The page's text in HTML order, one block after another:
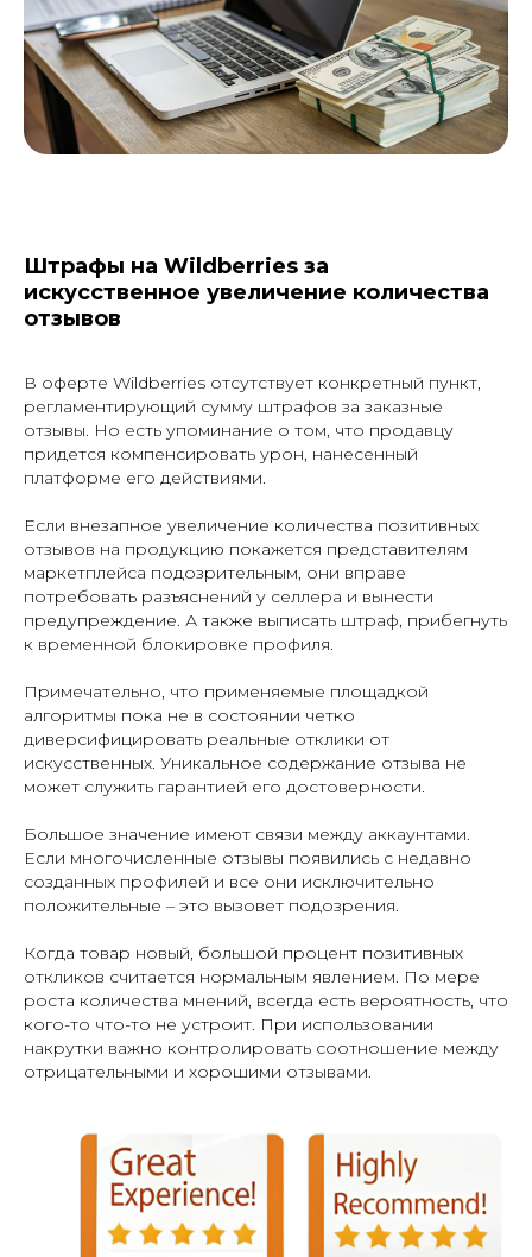
Штрафы на Wildberries за
искусственное увеличение количества
отзывов
В оферте Wildberries отсутствует конкретный пункт,
регламентирующий сумму штрафов за заказные
отзывы. Но есть упоминание о том, что продавцу
придется компенсировать урон, нанесенный
платформе его действиями.
Если внезапное увеличение количества позитивных
отзывов на продукцию покажется представителям
маркетплейса подозрительным, они вправе
потребовать разъяснений у селлера и вынести
предупреждение. А также выписать штраф, прибегнуть
к временной блокировке профиля.
Примечательно, что применяемые площадкой
алгоритмы пока не в состоянии четко
диверсифицировать реальные отклики от
искусственных. Уникальное содержание отзыва не
может служить гарантией его достоверности.
Большое значение имеют связи между аккаунтами.
Если многочисленные отзывы появились с недавно
созданных профилей и все они исключительно
положительные – это вызовет подозрения.
Когда товар новый, большой процент позитивных
откликов считается нормальным явлением. По мере
роста количества мнений, всегда есть вероятность, что
кого-то что-то не устроит. При использовании
накрутки важно контролировать соотношение между
отрицательными и хорошими отзывами.